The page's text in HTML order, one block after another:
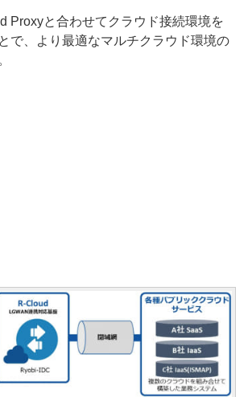
Proxyと合わせてクラウド接続環境を
で、より最適なマルチクラウド環境の